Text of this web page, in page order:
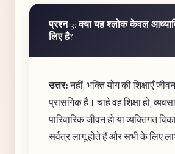
प्रश्न 3: क्या यह श्लोक केवल
लिए है?
उत्तर:नहीं, भक्ति योग की शिक्षाएँ
प्रासंगिक हैं। चाहे वह शिक्षा हो,
पारिवारिक जीवन हो या व्यक्तिगत
सर्वत्र लागू होते हैं और सभी के लिए